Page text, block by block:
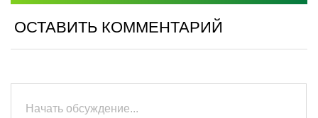
ОСТАВИТЬ КОММЕНТАРИЙ